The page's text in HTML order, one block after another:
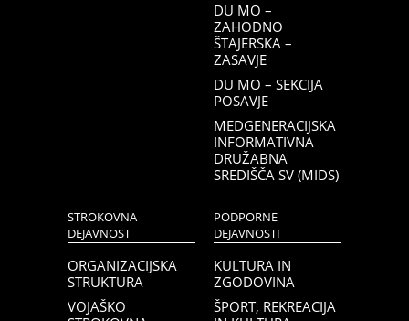
DU MO –
ZAHODNO
ŠTAJERSKA –
ZASAVJE
DU MO – SEKCIJA
POSAVJE
MEDGENERACIJSKA
INFORMATIVNA
DRUŽABNA
SREDIŠČA SV (MIDS)
STROKOVNA
DEJAVNOST
ORGANIZACIJSKA
STRUKTURA
VOJAŠKO
PODPORNE
DEJAVNOSTI
KULTURA IN
ZGODOVINA
ŠPORT, REKREACIJA